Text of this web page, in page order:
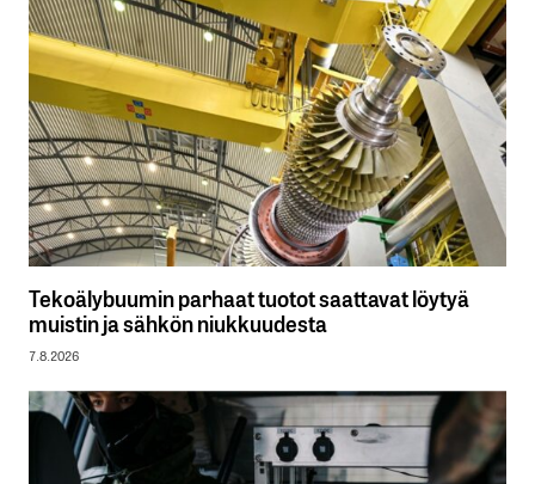
Tekoälybuumin parhaat tuotot saattavat löytyä
muistin ja sähkön niukkuudesta
7.8.2026